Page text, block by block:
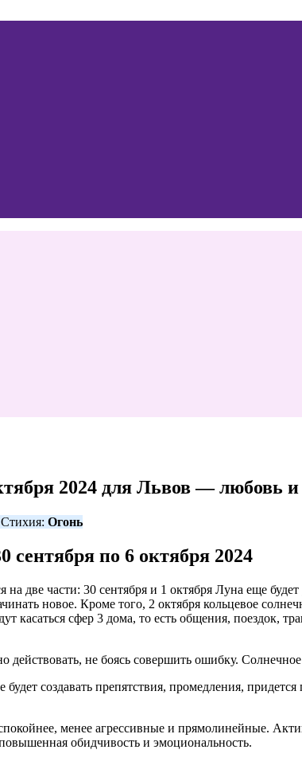
2024 для Львов — любовь и
Огонь
сентября по 6 октября 2024
две части: 30 сентября и 1 октября Луна еще
новое. Кроме того, 2 октября кольцевое
сфер 3 дома, то есть общения, поездок,
действовать, не боясь совершить ошибку.
создавать препятствия, промедления,
менее агрессивные и прямолинейные.
обидчивость и эмоциональность.